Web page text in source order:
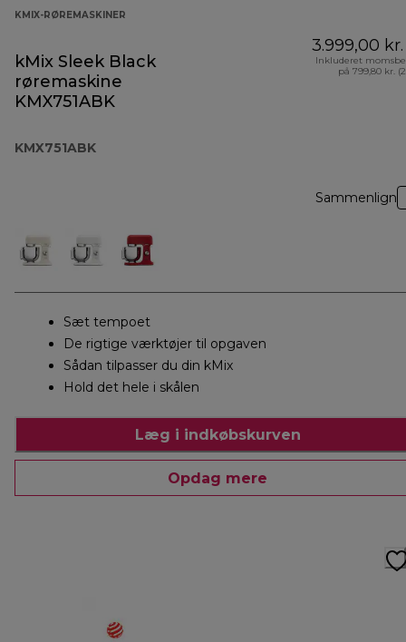
KMIX-RØREMASKINER
kMix Sleek Black
røremaskine
KMX751ABK
KMX751ABK
3.999,00 kr.
Inkluderet
på 799,80 kr.
Sammenlign
Sæt tempoet
De rigtige værktøjer til opgaven
Sådan tilpasser du din kMix
Hold det hele i skålen
Læg i indkøbskurven
Opdag mere